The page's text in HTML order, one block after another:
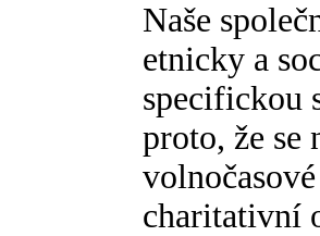
Naše
etnicky a
specifickou
proto, že se
charitativní